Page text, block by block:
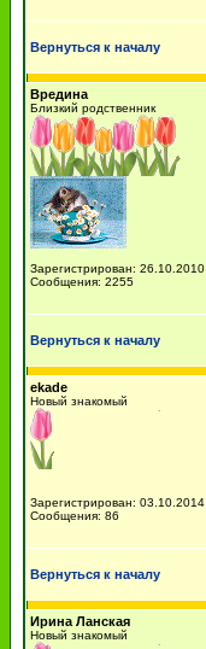
Вернуться к началу
Вредина
Близкий родственник
Зарегистрирован: 26.10.2010
Сообщения: 2255
Вернуться к началу
ekade
Новый знакомый
Зарегистрирован: 03.10.2014
Сообщения: 86
Вернуться к началу
Ирина Ланская
Новый знакомый